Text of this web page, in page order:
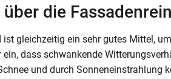
die
gleichzeitig ein sehr gutes Mittel,
dass schwankende
und durch Sonneneinstrahlung